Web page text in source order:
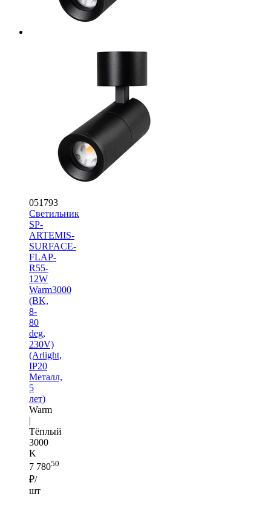
051793
Светильник
SP-
ARTEMIS-
SURFACE-
FLAP-
R55-
12W
Warm3000
(BK,
8-
80
deg,
230V)
(Arlight,
IP20
Металл,
5
лет)
Warm
|
Тёплый
3000
K
7 78050
₽/
шт